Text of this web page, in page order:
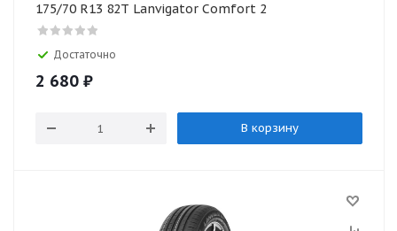
175/70 R13 82Т Lanvigator Comfort 2
Достаточно
2 680 ₽
В корзину